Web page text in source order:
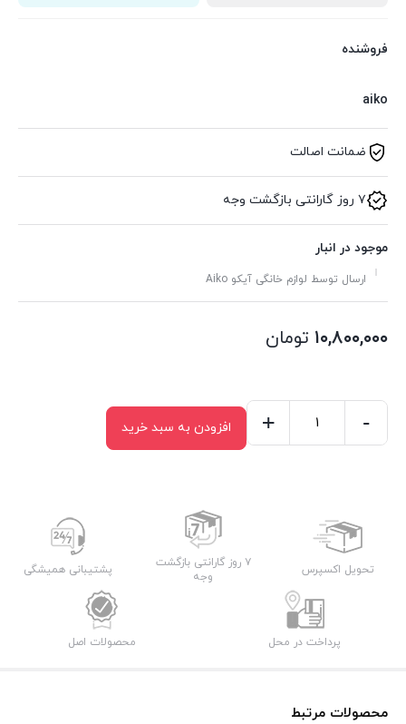
فروشنده
aiko
ضمانت اصالت
۷ روز گارانتی بازگشت وجه
موجود در انبار
ارسال توسط لوازم خانگی آیکو Aiko
۱۰,۸۰۰,۰۰۰ تومان
-
+ افزودن به سبد خرید
تحویل اکسپرس
۷ روز گارانتی بازگشت
وجه
پشتیبانی همیشگی
پرداخت در محل محصولات اصل
محصولات مرتبط